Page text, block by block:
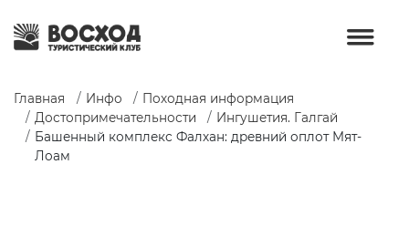
Главная Инфо
Походная информация
Достопримечательности
Ингушетия. Галгай
Башенный комплекс Фалхан: древний оплот Мят-
Лоам